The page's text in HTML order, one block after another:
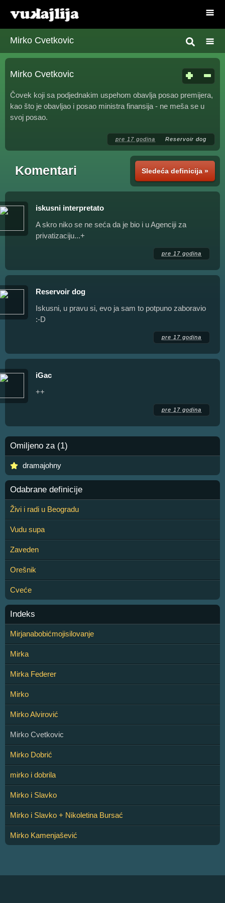
Mirko Cvetkovic
Mirko Cvetkovic
Čovek koji sa podjednakim uspehom obavlja posao premijera,
kao što je obavljao i posao ministra finansija - ne meša se u
svoj posao.
pre 17 godina Reservoir dog
Sledeća definicija »
Komentari
iskusni interpretato
A skro niko se ne seća da je bio i u Agenciji za
privatizaciju...+
pre 17 godina
Reservoir dog
Iskusni, u pravu si, evo ja sam to potpuno zaboravio
:-D
pre 17 godina
iGac
++
pre 17 godina
Omiljeno za (1)
dramajohny
Odabrane definicije
Živi i radi u Beogradu
Vudu supa
Zaveden
Orešnik
Cveće
Indeks
Mirjanabobićmojisilovanje
Mirka
Mirka Federer
Mirko
Mirko Alvirović
Mirko Cvetkovic
Mirko Dobrić
mirko i dobrila
Mirko i Slavko
Mirko i Slavko + Nikoletina Bursać
Mirko Kamenjašević